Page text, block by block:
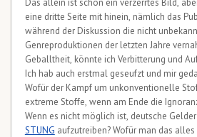
eine dritte Seite mit hinein, nämlich das
während der Diskussion die nicht
Genreproduktionen der letzten Jahre
Geballtheit, könnte ich Verbitterung und
Ich hab auch erstmal geseufzt und mir
Wofür der Kampf um unkonventionelle
extreme Stoffe, wenn am Ende die
Wenn es nicht möglich ist, deutsche
STUNG aufzutreiben? Wofür man das